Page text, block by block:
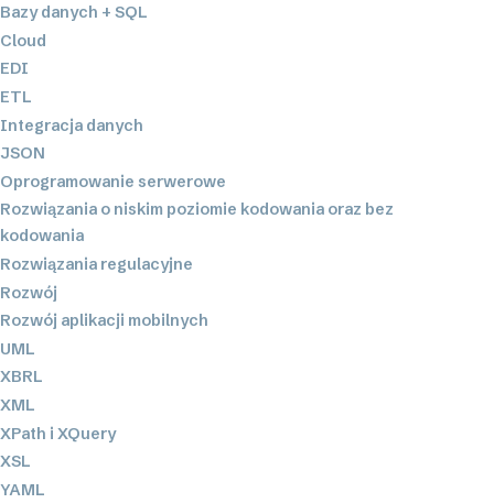
Bazy danych + SQL
Cloud
EDI
ETL
Integracja danych
JSON
Oprogramowanie serwerowe
Rozwiązania o niskim poziomie kodowania oraz bez
kodowania
Rozwiązania regulacyjne
Rozwój
Rozwój aplikacji mobilnych
UML
XBRL
XML
XPath i XQuery
XSL
YAML